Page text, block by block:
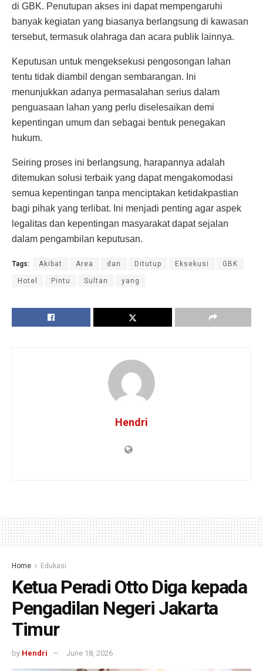
di GBK. Penutupan akses ini dapat mempengaruhi
banyak kegiatan yang biasanya berlangsung di kawasan
tersebut, termasuk olahraga dan acara publik lainnya.
Keputusan untuk mengeksekusi pengosongan lahan
tentu tidak diambil dengan sembarangan. Ini
menunjukkan adanya permasalahan serius dalam
penguasaan lahan yang perlu diselesaikan demi
kepentingan umum dan sebagai bentuk penegakan
hukum.
Seiring proses ini berlangsung, harapannya adalah
ditemukan solusi terbaik yang dapat mengakomodasi
semua kepentingan tanpa menciptakan ketidakpastian
bagi pihak yang terlibat. Ini menjadi penting agar aspek
legalitas dan kepentingan masyarakat dapat sejalan
dalam pengambilan keputusan.
Tags: Akibat Area dan Ditutup Eksekusi GBK
Hotel Pintu Sultan yang
Hendri
Home Edukasi
Ketua Peradi Otto Diga kepada
Pengadilan Negeri Jakarta
Timur
by Hendri June 18, 2026